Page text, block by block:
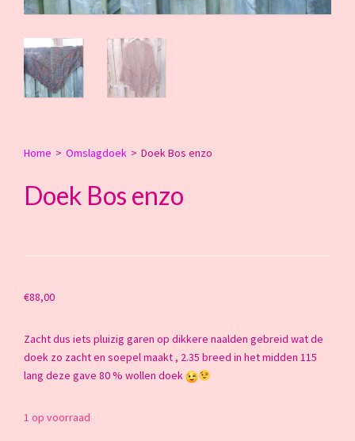
Home > Omslagdoek > Doek Bos enzo
Doek Bos enzo
€88,00
Zacht dus iets pluizig garen op dikkere naalden gebreid wat de
doek zo zacht en soepel maakt , 2.35 breed in het midden 115
lang deze gave 80 % wollen doek
1 op voorraad